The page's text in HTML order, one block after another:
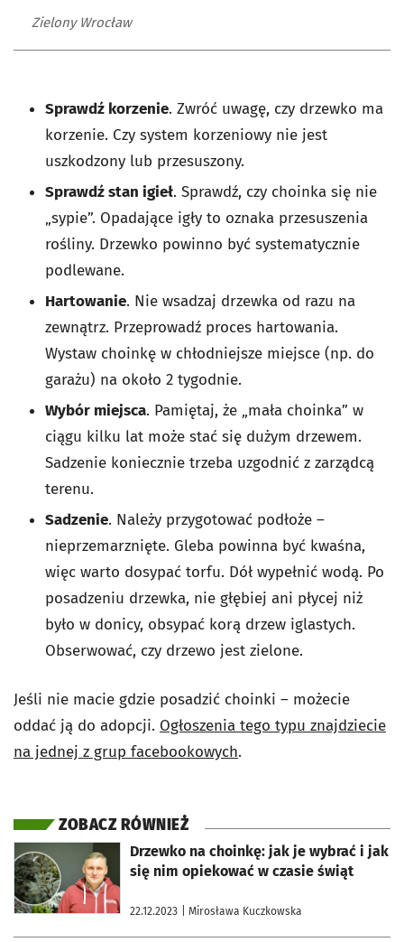
Zielony Wrocław
Sprawdź korzenie. Zwróć uwagę, czy drzewko ma
korzenie. Czy system korzeniowy nie jest
uszkodzony lub przesuszony.
Sprawdź stan igieł. Sprawdź, czy choinka się nie
„sypie”. Opadające igły to oznaka przesuszenia
rośliny. Drzewko powinno być systematycznie
podlewane.
Hartowanie. Nie wsadzaj drzewka od razu na
zewnątrz. Przeprowadź proces hartowania.
Wystaw choinkę w chłodniejsze miejsce (np. do
garażu) na około 2 tygodnie.
Wybór miejsca. Pamiętaj, że „mała choinka” w
ciągu kilku lat może stać się dużym drzewem.
Sadzenie koniecznie trzeba uzgodnić z zarządcą
terenu.
Sadzenie. Należy przygotować podłoże –
nieprzemarznięte. Gleba powinna być kwaśna,
więc warto dosypać torfu. Dół wypełnić wodą. Po
posadzeniu drzewka, nie głębiej ani płycej niż
było w donicy, obsypać korą drzew iglastych.
Obserwować, czy drzewo jest zielone.
Jeśli nie macie gdzie posadzić choinki – możecie
oddać ją do adopcji. Ogłoszenia tego typu znajdziecie
na jednej z grup facebookowych.
ZOBACZ RÓWNIEŻ
Drzewko na choinkę: jak je wybrać i jak
się nim opiekować w czasie świąt
22.12.2023 | Mirosława Kuczkowska
otworzy się w nowej karcie